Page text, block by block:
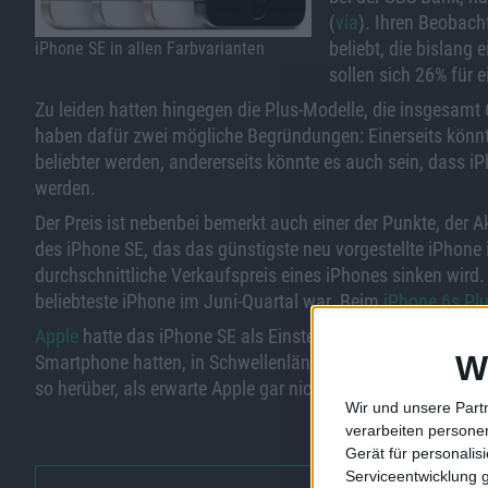
Wir und unsere
verarbeiten
Gerät für
Serviceentwicklung
iPhone SE in allen Farbvarianten
(via). Ihren
beliebt, die bislang
sollen sich 26% für
Zu leiden hatten hingegen die Plus-Modelle, die
haben dafür zwei mögliche Begründungen: Einerseits
beliebter werden, andererseits könnte es auch sein, dass
werden.
Der Preis ist nebenbei bemerkt auch einer der Punkte,
des iPhone SE, das das günstigste neu vorgestellte
durchschnittliche Verkaufspreis eines iPhones sinken
beliebteste iPhone im Juni-Quartal war. BeimiPhone 6s
Apple hatte das iPhone SE als Einsteiger-Smartphone
Smartphone hatten, in Schwellenländern wohnen oder
so herüber, als erwarte Apple gar nicht, dass viele iPhone